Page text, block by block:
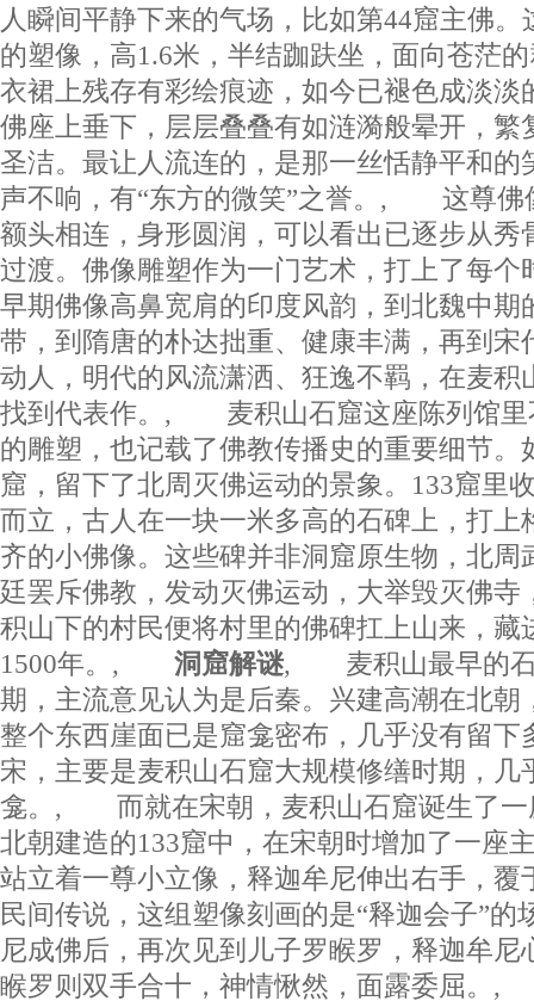
人瞬间平静下来的气场，比如第44窟主佛
的塑像，高1.6米，半结跏趺坐，面向苍茫
衣裙上残存有彩绘痕迹，如今已褪色成淡淡
佛座上垂下，层层叠叠有如涟漪般晕开，繁
圣洁。最让人流连的，是那一丝恬静平和的
声不响，有“东方的微笑”之誉。, 这尊佛
额头相连，身形圆润，可以看出已逐步从秀
过渡。佛像雕塑作为一门艺术，打上了每个
早期佛像高鼻宽肩的印度风韵，到北魏中期
带，到隋唐的朴达拙重、健康丰满，再到宋
动人，明代的风流潇洒、狂逸不羁，在麦积
找到代表作。, 麦积山石窟这座陈列馆里
的雕塑，也记载了佛教传播史的重要细节。
窟，留下了北周灭佛运动的景象。133窟里
而立，古人在一块一米多高的石碑上，打上
齐的小佛像。这些碑并非洞窟原生物，北周
廷罢斥佛教，发动灭佛运动，大举毁灭佛寺
积山下的村民便将村里的佛碑扛上山来，藏
1500年。, 洞窟解谜, 麦积山最早的石
期，主流意见认为是后秦。兴建高潮在北朝
整个东西崖面已是窟龛密布，几乎没有留下
宋，主要是麦积山石窟大规模修缮时期，几
龛。, 而就在宋朝，麦积山石窟诞生了一
北朝建造的133窟中，在宋朝时增加了一座
站立着一尊小立像，释迦牟尼伸出右手，覆
民间传说，这组塑像刻画的是“释迦会子”的
尼成佛后，再次见到儿子罗睺罗，释迦牟尼
睺罗则双手合十，神情愀然，面露委屈